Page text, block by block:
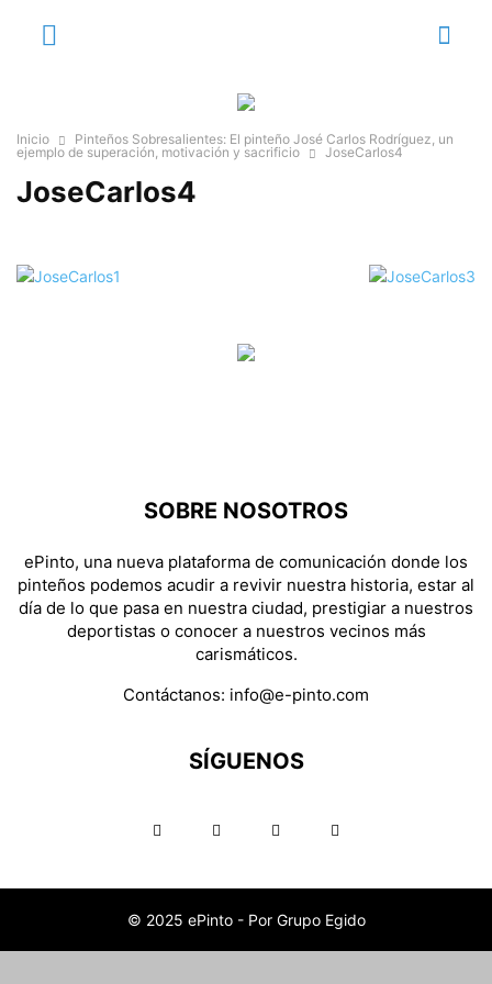
Inicio
Pinteños Sobresalientes: El pinteño José Carlos Rodríguez, un
ejemplo de superación, motivación y sacrificio
JoseCarlos4
JoseCarlos4
SOBRE NOSOTROS
ePinto, una nueva plataforma de comunicación donde los
pinteños podemos acudir a revivir nuestra historia, estar al
día de lo que pasa en nuestra ciudad, prestigiar a nuestros
deportistas o conocer a nuestros vecinos más
carismáticos.
Contáctanos: info@e-pinto.com
SÍGUENOS
© 2025 ePinto - Por Grupo Egido